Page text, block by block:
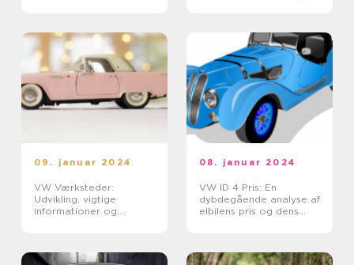
09. januar 2024
VW Værksteder:
Udvikling, vigtige
informationer og
08. januar 2024
VW ID 4 Pris: En
dybdegående analyse af
elbilens pris og dens